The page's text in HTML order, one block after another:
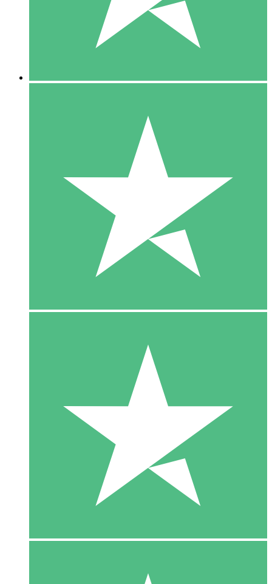
10 00
10 Nedladdningar
20 00